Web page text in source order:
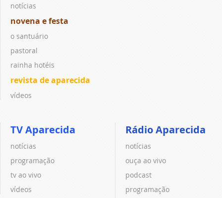
notícias
novena e festa
o santuário
pastoral
rainha hotéis
revista de aparecida
vídeos
TV Aparecida
notícias
programação
tv ao vivo
vídeos
Rádio Aparecida
notícias
ouça ao vivo
podcast
programação